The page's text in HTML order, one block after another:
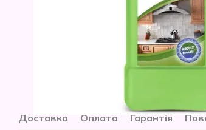
Доставка Оплата Гарантія